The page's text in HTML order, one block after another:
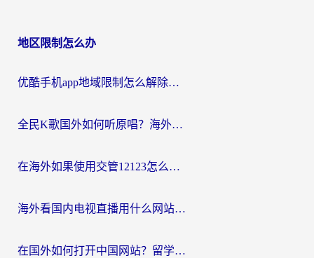
地区限制怎么办
优酷手机app地域限制怎么解除？海外党亲测有效的追剧方案
全民K歌国外如何听原唱？海外党亲测有效的回国加速器选择指南
在海外如果使用交管12123怎么处理？留学生亲测有效的回国加速方案
海外看国内电视直播用什么网站比较好？一篇解决你所有追剧难题的实用指南
在国外如何打开中国网站？留学生与海外华人的无缝访问指南